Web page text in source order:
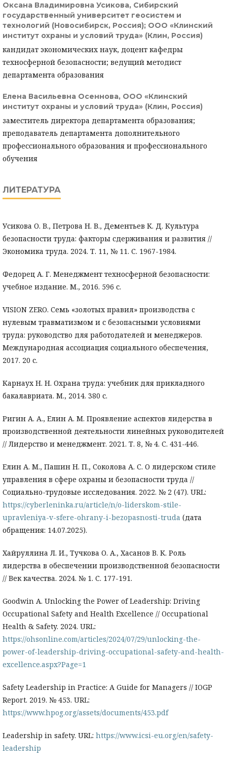
Оксана Владимировна Усикова, Сибирский
государственный университет геосистем и
технологий (Новосибирск, Россия); ООО «Клинский
институт охраны и условий труда» (Клин, Россия)
кандидат экономических наук, доцент кафедры
техносферной безопасности; ведущий методист
департамента образования
Елена Васильевна Осеннова, ООО «Клинский
институт охраны и условий труда» (Клин, Россия)
заместитель директора департамента образования;
преподаватель департамента дополнительного
профессионального образования и профессионального
обучения
ЛИТЕРАТУРА
Усикова О. В., Петрова Н. В., Дементьев К. Д. Культура
безопасности труда: факторы сдерживания и развития //
Экономика труда. 2024. Т. 11, № 11. С. 1967-1984.
Федорец А. Г. Менеджмент техносферной безопасности:
учебное издание. М., 2016. 596 с.
VISION ZERO. Семь «золотых правил» производства c
нулевым травматизмом и с безопасными условиями
труда: руководство для работодателей и менеджеров.
Международная ассоциация социального обеспечения,
2017. 20 с.
Карнаух Н. Н. Охрана труда: учебник для прикладного
бакалавриата. М., 2014. 380 с.
Ригин А. А., Елин А. М. Проявление аспектов лидерства в
производственной деятельности линейных руководителей
// Лидерство и менеджмент. 2021. Т. 8, № 4. С. 431-446.
Елин А. М., Пашин Н. П., Соколова А. С. О лидерском стиле
управления в сфере охраны и безопасности труда //
Социально-трудовые исследования. 2022. № 2 (47). URL:
https://cyberleninka.ru/article/n/o-liderskom-stile-
upravleniya-v-sfere-ohrany-i-bezopasnosti-truda (дата
обращения: 14.07.2025).
Хайруллина Л. И., Тучкова О. А., Хасанов В. К. Роль
лидерства в обеспечении производственной безопасности
// Век качества. 2024. № 1. С. 177-191.
Goodwin A. Unlocking the Power of Leadership: Driving
Occupational Safety and Health Excellence // Occupational
Health & Safety. 2024. URL:
https://ohsonline.com/articles/2024/07/29/unlocking-the-
power-of-leadership-driving-occupational-safety-and-health-
excellence.aspx?Page=1
Safety Leadership in Practice: A Guide for Managers // IOGP
Report. 2019. № 453. URL:
https://www.hpog.org/assets/documents/453.pdf
Leadership in safety. URL: https://www.icsi-eu.org/en/safety-
leadership